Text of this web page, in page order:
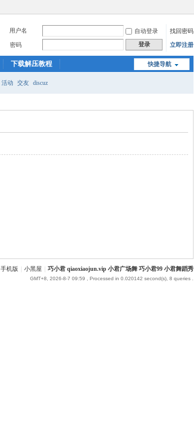
用户名 自动登录
找回密码
密码
登录 立即注册
快捷导航
下载解压教程
活动 交友 discuz
手机版 小黑屋 巧小君 qiaoxiaojun.vip 小君广场舞 巧小君99 小君舞蹈秀
GMT+8, 2026-8-7 09:59 , Processed in 0.020142 second(s), 8 queries .